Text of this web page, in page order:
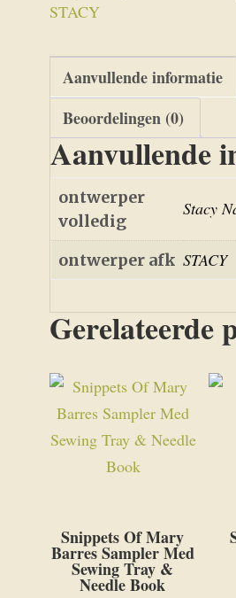
STACY
Aanvullende informatie
Beoordelingen (0)
Aanvullende
ontwerper
volledig
Stacy
ontwerper afk STACY
Gerelateerde
Snippets Of Mary
Barres Sampler Med
Sewing Tray &
Needle Book